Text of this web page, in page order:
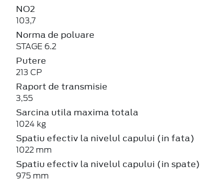
NO2
103,7
Norma de poluare
STAGE 6.2
Putere
213 CP
Raport de transmisie
3,55
Sarcina utila maxima totala
1024 kg
Spatiu efectiv la nivelul capului (in fata)
1022 mm
Spatiu efectiv la nivelul capului (in spate)
975 mm